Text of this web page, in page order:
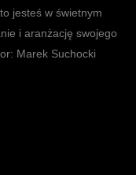
jesteś w świetnym
i aranżację swojego
Marek Suchocki